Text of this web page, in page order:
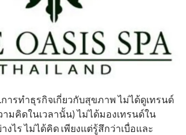
ารทำธุรกิจเกี่ยวกับสุขภาพ ไม่ได้ดูเทรนด์
มคิดในเวลานั้น) ไม่ได้มองเทรนด์ใน
งไร ไม่ได้คิด เพียงแต่รู้สึกว่าเบื่อและ